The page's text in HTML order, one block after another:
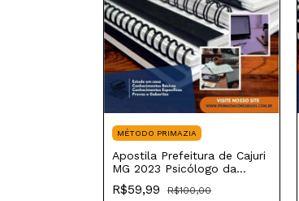
MÉTODO PRIMAZIA
Apostila Prefeitura de Cajuri
MG 2023 Psicólogo da
Estratégia Saúde da Família
R$59,99
R$100,00